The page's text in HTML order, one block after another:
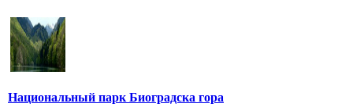
Национальный парк Биоградска гора